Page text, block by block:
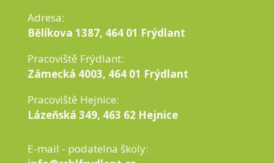
Adresa:
Bělíkova 1387, 464 01 Frýdlant
Pracoviště Frýdlant:
Zámecká 4003, 464 01 Frýdlant
Pracoviště Hejnice:
Lázeňská 349, 463 62 Hejnice
E-mail - podatelna školy: